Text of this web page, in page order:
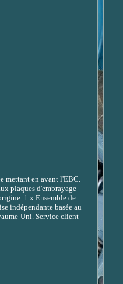
mettant en avant l'EBC.
plaques d'embrayage
1 x Ensemble de
indépendante basée au
Uni. Service client